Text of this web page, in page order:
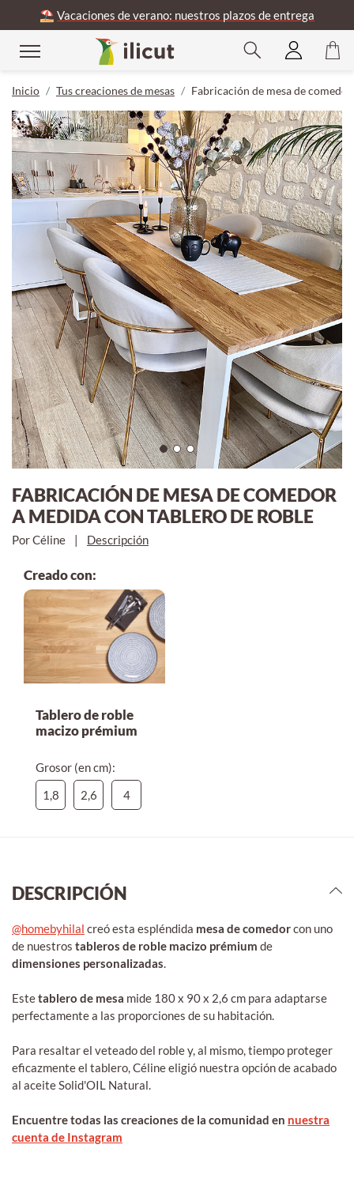
⛱️ Vacaciones de verano: nuestros plazos de entrega
Inicio Tus creaciones de mesas Fabricación de mesa de
FABRICACIÓN DE MESA DE COMEDOR
A MEDIDA CON TABLERO DE ROBLE
Por Céline | Descripción
Creado con:
Tablero de roble
macizo prémium
Grosor (en cm):
1,8
2,6 4
DESCRIPCIÓN
@homebyhilal creó esta espléndida mesa de comedorcon uno
de nuestros tableros de roble macizo prémium de
dimensiones personalizadas.
Estetablero de mesa mide 180 x 90 x 2,6 cm para adaptarse
perfectamente a las proporciones de su habitación.
Para resaltar el veteado del roble y, al mismo, tiempo proteger
eficazmente el tablero, Céline eligió nuestra opción de acabado
al aceite Solid'OIL Natural.
Encuentre todas las creaciones de la comunidad en nuestra
cuenta de Instagram